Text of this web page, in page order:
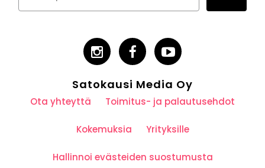
Satokausi Media Oy
Ota yhteyttä Toimitus- ja palautusehdot
Kokemuksia Yrityksille
Hallinnoi evästeiden suostumusta